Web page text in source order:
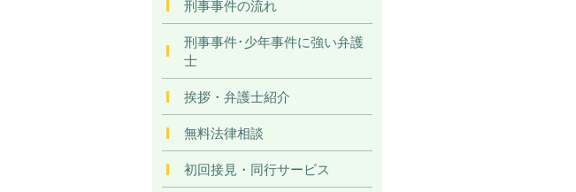
刑事事件の流れ
刑事事件･少年事件に強い弁護
士
挨拶・弁護士紹介
無料法律相談
初回接見・同行サービス